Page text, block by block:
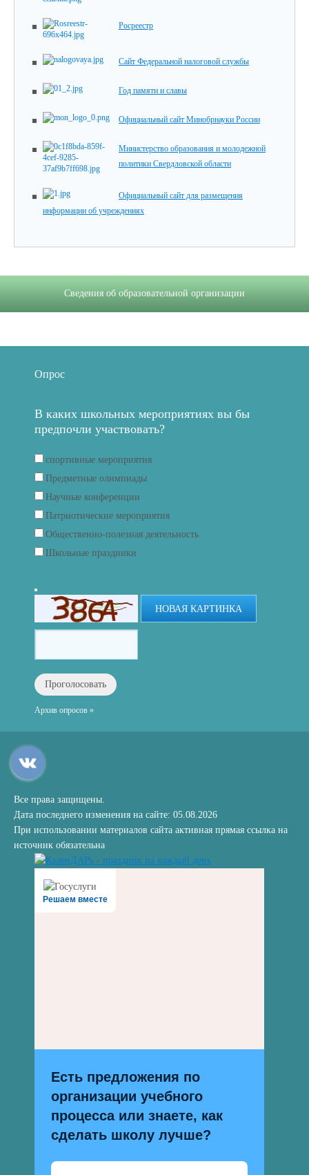
Росреестр
Сайт Федеральной налоговой службы
Год памяти и славы
Официальный сайт Минобрнауки России
Министерство образования и молодежной
политики Свердловской области
Официальный сайт для размещения
информации об учреждениях
Сведения об образовательной организации
Опрос
В каких школьных мероприятиях вы бы
предпочли участвовать?
спортивные мероприятия
Предметные олимпиады
Научные конференции
Патриотические мероприятия
Общественно-полезная деятельность
Школьные праздники
НОВАЯ КАРТИНКА
Архив опросов »
Все права защищены.
Дата последнего изменения на сайте: 05.08.2026
При использовании материалов сайта активная прямая ссылка на
источник обязательна
Решаем вместе
Есть предложения по
организации учебного
процесса или знаете, как
сделать школу лучше?